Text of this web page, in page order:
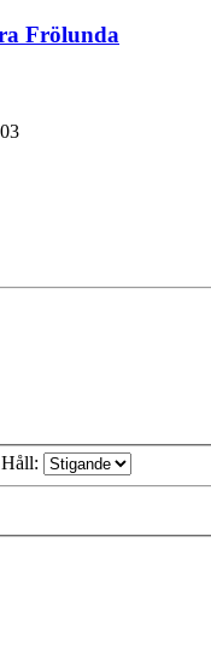
Frölunda
Håll: